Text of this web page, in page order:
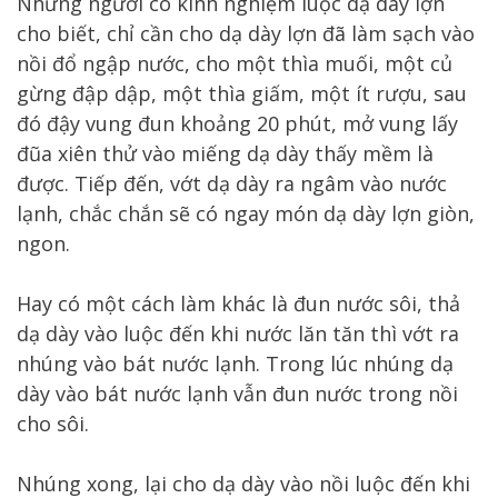
cho biết, chỉ cần cho dạ dày lợn đã làm sạch vào
nồi đổ ngập nước, cho một thìa muối, một củ
gừng đập dập, một thìa giấm, một ít rượu, sau
đó đậy vung đun khoảng 20 phút, mở vung lấy
đũa xiên thử vào miếng dạ dày thấy mềm là
được. Tiếp đến, vớt dạ dày ra ngâm vào nước
lạnh, chắc chắn sẽ có ngay món dạ dày lợn giòn,
ngon.
Hay có một cách làm khác là đun nước sôi, thả
dạ dày vào luộc đến khi nước lăn tăn thì vớt ra
nhúng vào bát nước lạnh. Trong lúc nhúng dạ
dày vào bát nước lạnh vẫn đun nước trong nồi
cho sôi.
Nhúng xong, lại cho dạ dày vào nồi luộc đến khi